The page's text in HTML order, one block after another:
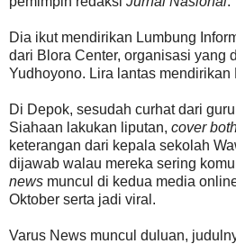
Dia ikut mendirikan Lumbung
dari Blora Center, organisasi yang
Yudhoyono. Lira lantas mendirikan
Di Depok, sesudah curhat dari
Siahaan lakukan liputan, cover
keterangan dari kepala sekolah
dijawab walau mereka sering
news muncul di kedua media
Oktober serta jadi viral.
Varus News muncul duluan,